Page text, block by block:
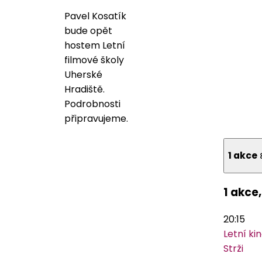
Pavel Kosatík
bude opět
hostem Letní
filmové školy
Uherské
Hradiště.
Podrobnosti
připravujeme.
1 akce
1
20:15
Letní
Strži